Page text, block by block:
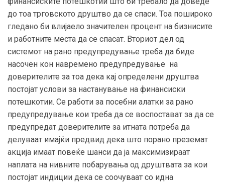
до тоа трговското друштво да се спаси. Тоа пошироко
гледано би влијаело значителен процент на бизнисите
и работните места да се спасат. Вториот дел од
системот на рано предупредување треба да биде
насочен кон навремено предупредување на
доверителите за тоа дека кај определени друштва
постојат услови за настанување на финансиски
потешкотии. Се работи за посебни алатки за рано
предупредување кои треба да се воспостават за да се
предупредат доверителите за итната потреба да
делуваат имајќи предвид дека што порано преземат
акција имаат повеќе шанси да ја максимизираат
наплата на нивните побарувања од друштвата за кои
постојат индиции дека се соочуваат со идна